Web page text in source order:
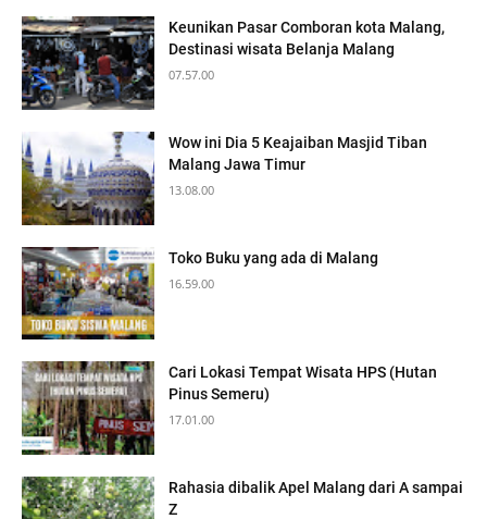
Keunikan Pasar Comboran kota Malang,
Destinasi wisata Belanja Malang
07.57.00
Wow ini Dia 5 Keajaiban Masjid Tiban
Malang Jawa Timur
13.08.00
Toko Buku yang ada di Malang
16.59.00
Cari Lokasi Tempat Wisata HPS (Hutan
Pinus Semeru)
17.01.00
Rahasia dibalik Apel Malang dari A sampai
Z